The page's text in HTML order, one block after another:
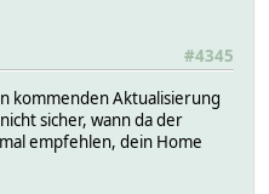
#4345
kommenden Aktualisierung
sicher, wann da der
empfehlen, dein Home